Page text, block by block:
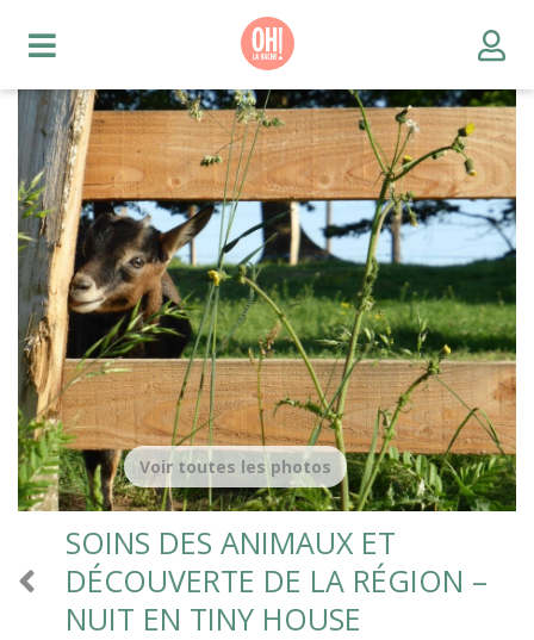
SOINS DES ANIMAUX ET
DÉCOUVERTE DE LA RÉGION –
NUIT EN TINY HOUSE
Voir toutes les photos